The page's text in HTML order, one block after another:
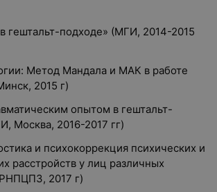
гештальт-подходе» (МГИ, 2014-2015
Метод Мандала и МАК в работе
2015 г)
опытом в гештальт-
Москва, 2016-2017 гг)
и психокоррекция психических и
расстройств у лиц различных
2017 г)